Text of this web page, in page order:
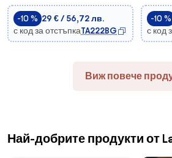
3xLED/10W/230V
-10 % 29 € / 56,72 лв.
с код за отстъпкаTA222BG
-10 %
с код
Виж повече
Най-добрите продукти от